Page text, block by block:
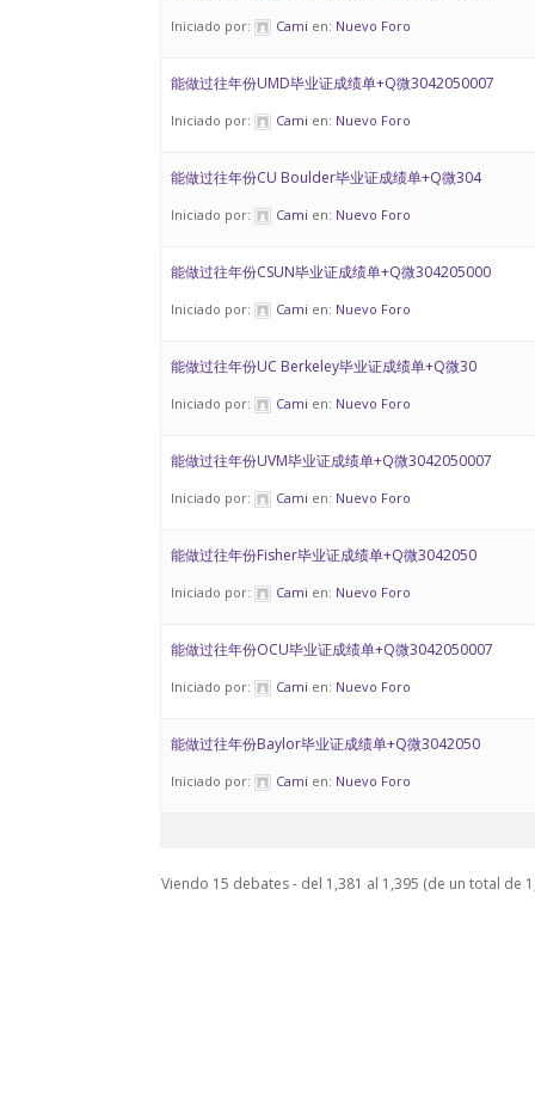
Iniciado por: Cami en: Nuevo Foro
能做过往年份UMD毕业证成绩单+Q微3042050007
Iniciado por: Cami en: Nuevo Foro
能做过往年份CU Boulder毕业证成绩单+Q微304
Iniciado por: Cami en: Nuevo Foro
能做过往年份CSUN毕业证成绩单+Q微304205000
Iniciado por: Cami en: Nuevo Foro
能做过往年份UC Berkeley毕业证成绩单+Q微30
Iniciado por: Cami en: Nuevo Foro
能做过往年份UVM毕业证成绩单+Q微3042050007
Iniciado por: Cami en: Nuevo Foro
能做过往年份Fisher毕业证成绩单+Q微3042050
Iniciado por: Cami en: Nuevo Foro
能做过往年份OCU毕业证成绩单+Q微3042050007
Iniciado por: Cami en: Nuevo Foro
能做过往年份Baylor毕业证成绩单+Q微3042050
Iniciado por: Cami en: Nuevo Foro
Viendo 15 debates - del 1,381 al 1,395 (de un total de